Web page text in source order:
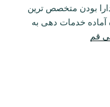
بودن متخصص ترین
آماده خدمات دهی به
قم